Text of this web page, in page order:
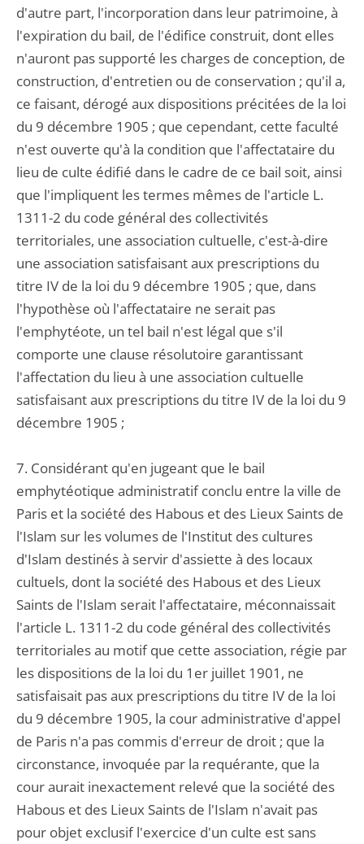
d'autre part, l'incorporation dans leur patrimoine, à
l'expiration du bail, de l'édifice construit, dont elles
n'auront pas supporté les charges de conception, de
construction, d'entretien ou de conservation ; qu'il a,
ce faisant, dérogé aux dispositions précitées de la loi
du 9 décembre 1905 ; que cependant, cette faculté
n'est ouverte qu'à la condition que l'affectataire du
lieu de culte édifié dans le cadre de ce bail soit, ainsi
que l'impliquent les termes mêmes de l'article L.
1311-2 du code général des collectivités
territoriales, une association cultuelle, c'est-à-dire
une association satisfaisant aux prescriptions du
titre IV de la loi du 9 décembre 1905 ; que, dans
l'hypothèse où l'affectataire ne serait pas
l'emphytéote, un tel bail n'est légal que s'il
comporte une clause résolutoire garantissant
l'affectation du lieu à une association cultuelle
satisfaisant aux prescriptions du titre IV de la loi du 9
décembre 1905 ;
7. Considérant qu'en jugeant que le bail
emphytéotique administratif conclu entre la ville de
Paris et la société des Habous et des Lieux Saints de
l'Islam sur les volumes de l'Institut des cultures
d'Islam destinés à servir d'assiette à des locaux
cultuels, dont la société des Habous et des Lieux
Saints de l'Islam serait l'affectataire, méconnaissait
l'article L. 1311-2 du code général des collectivités
territoriales au motif que cette association, régie par
les dispositions de la loi du 1er juillet 1901, ne
satisfaisait pas aux prescriptions du titre IV de la loi
du 9 décembre 1905, la cour administrative d'appel
de Paris n'a pas commis d'erreur de droit ; que la
circonstance, invoquée par la requérante, que la
cour aurait inexactement relevé que la société des
Habous et des Lieux Saints de l'Islam n'avait pas
pour objet exclusif l'exercice d'un culte est sans